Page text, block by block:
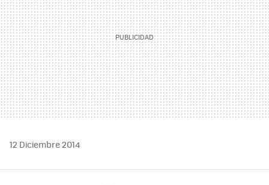
12 Diciembre 2014